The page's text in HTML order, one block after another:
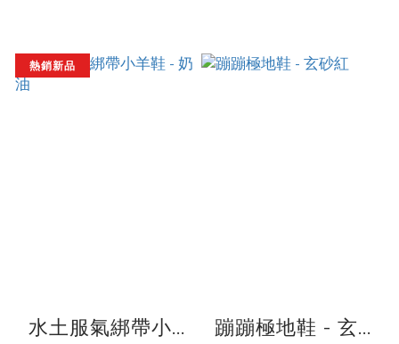
熱銷新品
水土服氣綁帶小... 蹦蹦極地鞋 - 玄...